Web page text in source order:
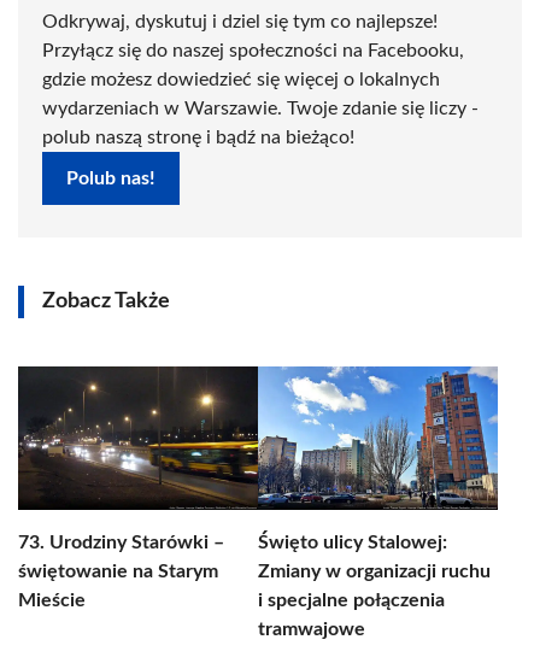
Odkrywaj, dyskutuj i dziel się tym co najlepsze!
Przyłącz się do naszej społeczności na Facebooku,
gdzie możesz dowiedzieć się więcej o lokalnych
wydarzeniach w Warszawie. Twoje zdanie się liczy -
polub naszą stronę i bądź na bieżąco!
Polub nas!
Zobacz Także
73. Urodziny Starówki –
świętowanie na Starym
Mieście
Święto ulicy Stalowej:
Zmiany w organizacji ruchu
i specjalne połączenia
tramwajowe